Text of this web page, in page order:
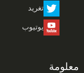
لفائف من
تغريد
يوتيوب
معلومة